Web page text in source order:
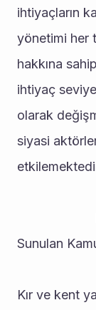
ihtiyaçların
yönetimi her
hakkına
ihtiyaç
olarak
siyasi
Sunulan
Kır ve kent